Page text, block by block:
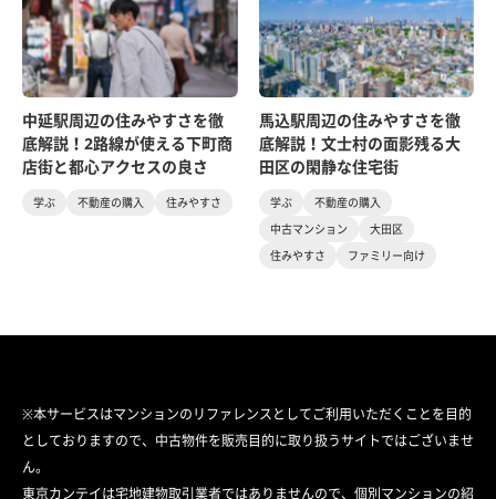
中延駅周辺の住みやすさを徹
底解説！2路線が使える下町商
店街と都心アクセスの良さ
学ぶ 不動産の購入 住みやすさ
馬込駅周辺の住みやすさを徹
底解説！文士村の面影残る大
田区の閑静な住宅街
学ぶ
不動産の購入
中古マンション
大田区
住みやすさ
ファミリー向け
※本サービスはマンションのリファレンスとしてご利用いただくことを目的
としておりますので、中古物件を販売目的に取り扱うサイトではございませ
ん。
東京カンテイは宅地建物取引業者ではありませんので、個別マンションの紹